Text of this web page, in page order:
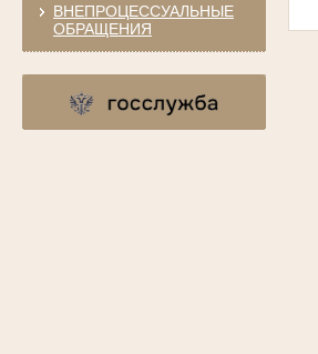
ВНЕПРОЦЕССУАЛЬНЫЕ
ОБРАЩЕНИЯ